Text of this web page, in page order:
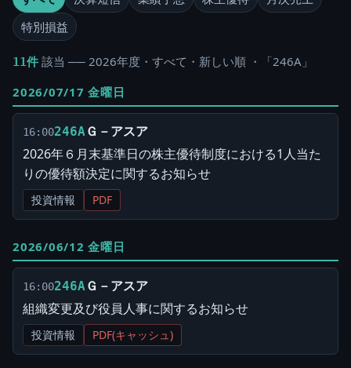
特別損益
11件 該当 ── 2026年度・すべて・新しい順 ・「246A」
2026/07/17 金曜日
16:00246AＧ－アスア
2026年６月末基準日の株主優待制度における1人当た
りの優待額決定に関するお知らせ
投資情報 PDF
2026/06/12 金曜日
16:00246AＧ－アスア
組織変更及び役員人事に関するお知らせ
投資情報 PDF(キャッシュ)